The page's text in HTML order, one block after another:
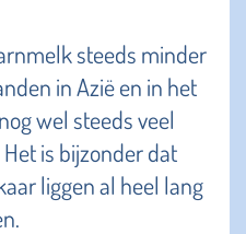
steeds minder
in Azië en in het
wel steeds veel
is bijzonder dat
liggen al heel lang